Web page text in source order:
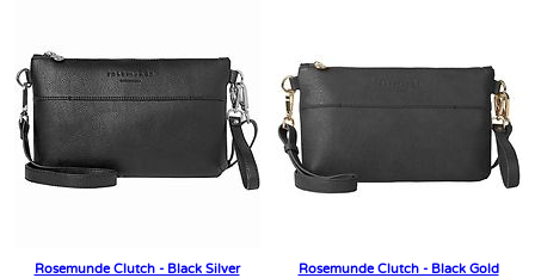
Rosemunde Clutch - Black Silver Rosemunde Clutch - Black Gold